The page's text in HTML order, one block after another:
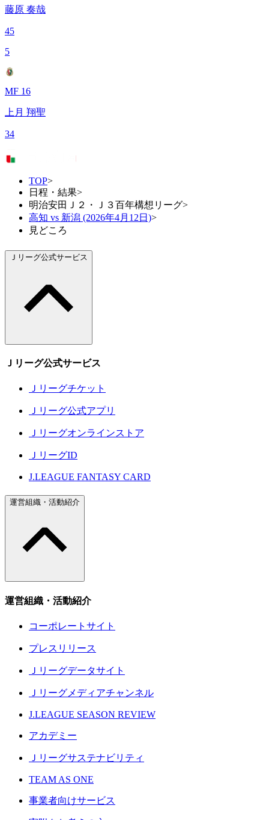
藤原 奏哉
45
5
MF 16
上月 翔聖
34
TOP>
日程・結果>
明治安田Ｊ２・Ｊ３百年構想リーグ>
高知 vs 新潟 (2026年4月12日)>
見どころ
Ｊリーグ公式サービス
Ｊリーグ公式サービス
Ｊリーグチケット
Ｊリーグ公式アプリ
Ｊリーグオンラインストア
ＪリーグID
J.LEAGUE FANTASY CARD
運営組織・活動紹介
運営組織・活動紹介
コーポレートサイト
プレスリリース
Ｊリーグデータサイト
Ｊリーグメディアチャンネル
J.LEAGUE SEASON REVIEW
アカデミー
Ｊリーグサステナビリティ
TEAM AS ONE
事業者向けサービス